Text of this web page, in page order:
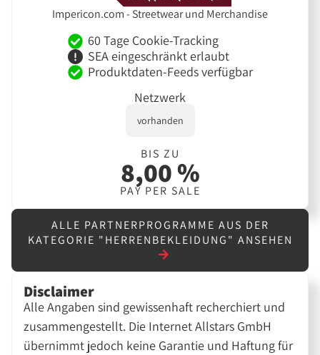
Impericon.com - Streetwear und Merchandise
60 Tage Cookie-Tracking
SEA eingeschränkt erlaubt
Produktdaten-Feeds verfügbar
Netzwerk
vorhanden
BIS ZU
8,00 %
PAY PER SALE
ALLE PARTNERPROGRAMME AUS DER
KATEGORIE "HERRENBEKLEIDUNG" ANSEHEN
Disclaimer
Alle Angaben sind gewissenhaft recherchiert und
zusammengestellt. Die Internet Allstars GmbH
übernimmt jedoch keine Garantie und Haftung für